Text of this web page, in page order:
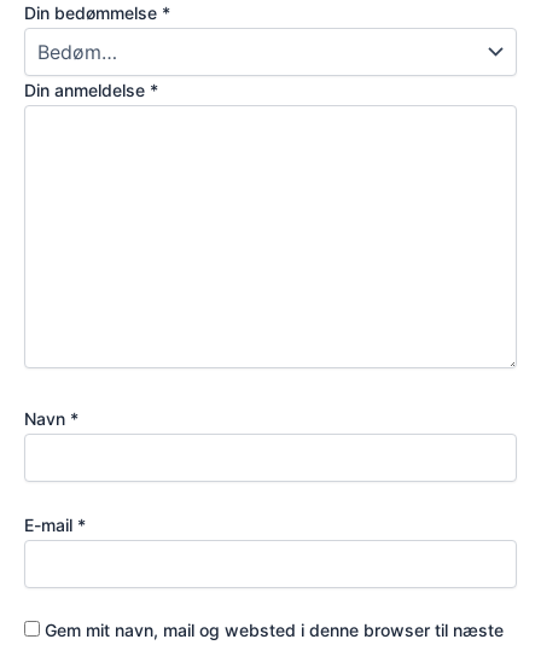
Din bedømmelse *
Din anmeldelse *
Navn *
E-mail *
Gem mit navn, mail og websted i denne browser til næste